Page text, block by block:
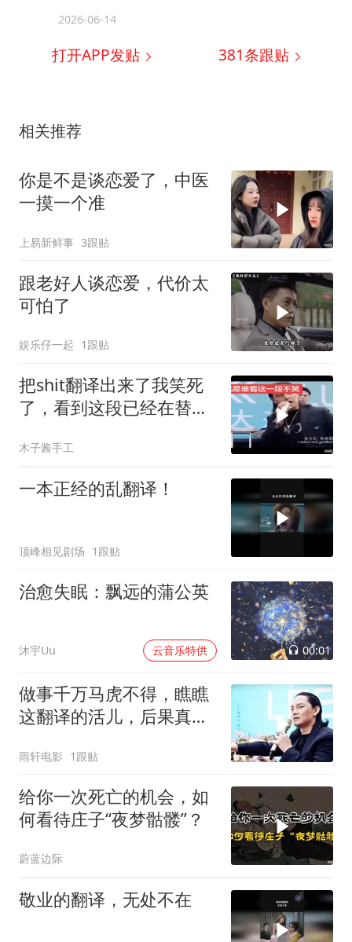
2026-06-14
打开APP发贴 381条跟贴
相关推荐
你是不是谈恋爱了，中医
一摸一个准
上易新鲜事 3跟贴
跟老好人谈恋爱，代价太
可怕了
娱乐仔一起 1跟贴
把shit翻译出来了我笑死
了，看到这段已经在替腾
木子酱手工
一本正经的乱翻译！
顶峰相见剧场 1跟贴
治愈失眠：飘远的蒲公英
沐宇Uu 云音乐特供 00:01
做事千万马虎不得，瞧瞧
这翻译的活儿，后果真的
雨轩电影 1跟贴
给你一次死亡的机会，如
何看待庄子“夜梦骷髅”？
蔚蓝边际
敬业的翻译，无处不在